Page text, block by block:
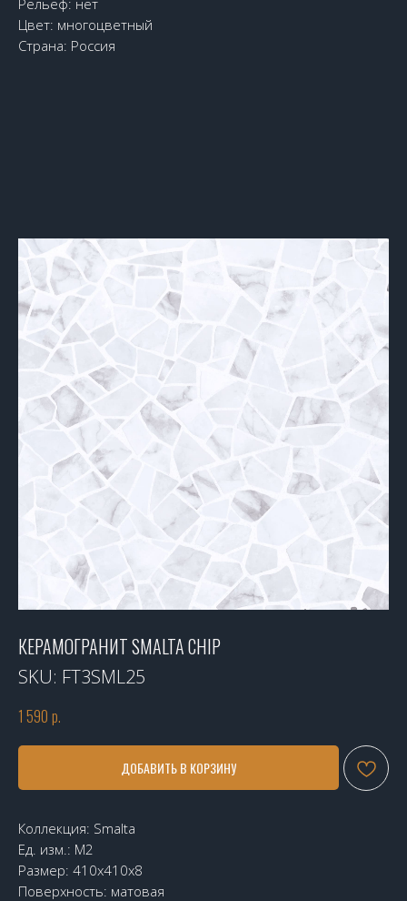
Цвет: многоцветный
Страна: Россия
КЕРАМОГРАНИТ SMALTA CHIP
SKU: FT3SML25
1 590 р.
ДОБАВИТЬ В КОРЗИНУ
Коллекция: Smalta
Ед. изм.: М2
Размер: 410х410х8
Поверхность: матовая